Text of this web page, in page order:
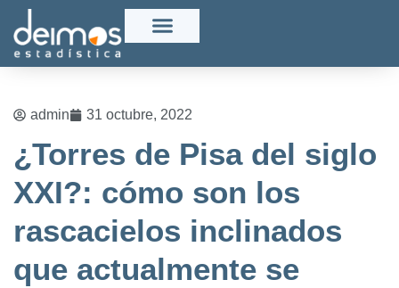
admin 31 octubre, 2022
¿Torres de Pisa del siglo
XXI?: cómo son los
rascacielos inclinados
que actualmente se